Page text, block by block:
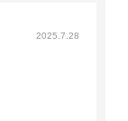
2025.7.28